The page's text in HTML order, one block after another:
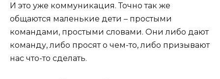
И это уже коммуникация. Точно так же
общаются маленькие дети – простыми
командами, простыми словами. Они либо дают
команду, либо просят о чем-то, либо призывают
нас что-то сделать.